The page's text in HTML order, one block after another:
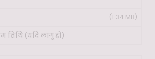
(1.34 MB)